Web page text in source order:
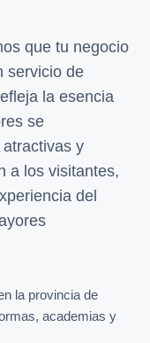
que tu negocio
servicio de
la esencia
se
y
a los visitantes,
del
la provincia de
academias y